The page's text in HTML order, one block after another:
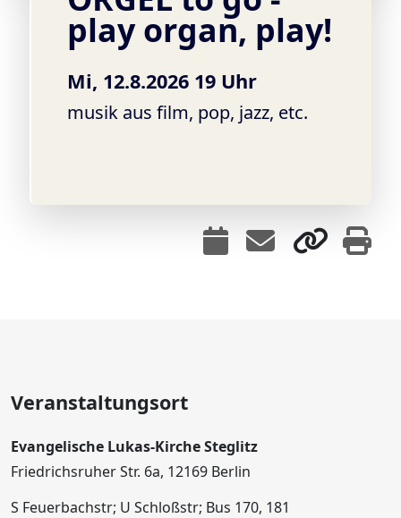
play organ, play!
Mi, 12.8.2026 19 Uhr
musik aus film, pop, jazz, etc.
Veranstaltungsort
Evangelische Lukas-Kirche Steglitz
Friedrichsruher Str. 6a, 12169 Berlin
S Feuerbachstr; U Schloßstr; Bus 170, 181